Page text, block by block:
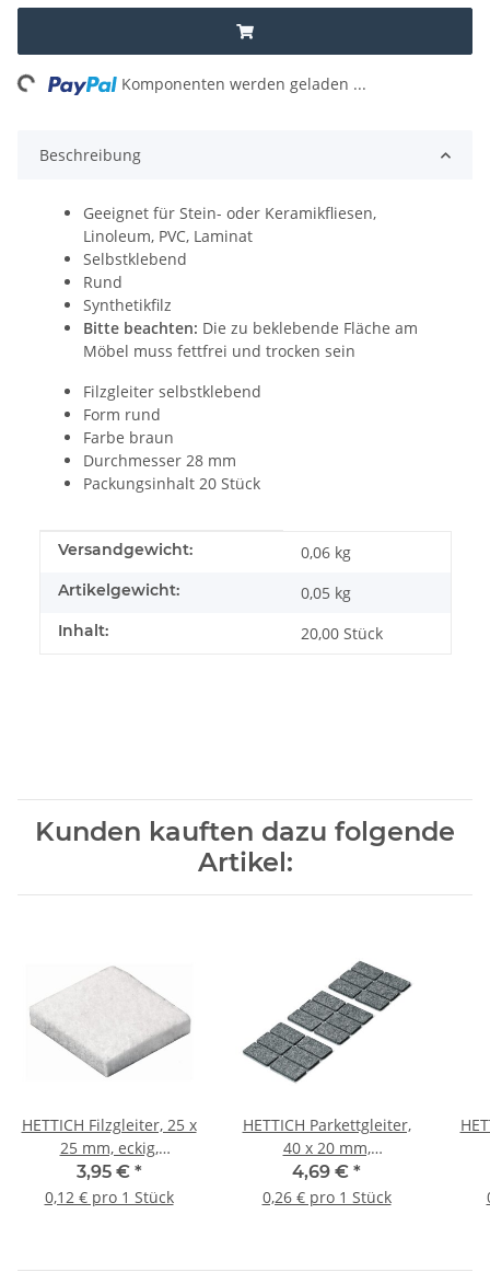
Komponenten werden geladen ...
Beschreibung
Geeignet für Stein- oder Keramikfliesen,
Linoleum, PVC, Laminat
Selbstklebend
Rund
Synthetikfilz
Bitte beachten: Die zu beklebende Fläche am
Möbel muss fettfrei und trocken sein
Filzgleiter selbstklebend
Form rund
Farbe braun
Durchmesser 28 mm
Packungsinhalt 20 Stück
Produkteigenschaft
Wert
Versandgewicht: 0,06 kg
Artikelgewicht: 0,05 kg
Inhalt: 20,00 Stück
Kunden kauften dazu folgende
Artikel:
HETTICH Filzgleiter, 25 x
25 mm, eckig,
selbstklebend, 32 Stück
3,95 € *
0,12 € pro 1 Stück
HETTICH Parkettgleiter,
40 x 20 mm,
selbstklebend, 18 Stück
4,69 € *
0,26 € pro 1 Stück